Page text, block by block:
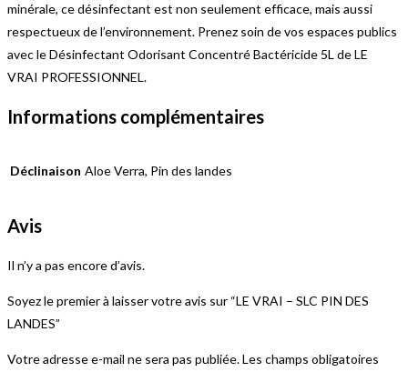
minérale, ce désinfectant est non seulement efficace, mais aussi
respectueux de l’environnement. Prenez soin de vos espaces publics
avec le Désinfectant Odorisant Concentré Bactéricide 5L de LE
VRAI PROFESSIONNEL.
Informations complémentaires
Déclinaison Aloe Verra, Pin des landes
Avis
Il n’y a pas encore d’avis.
Soyez le premier à laisser votre avis sur “LE VRAI – SLC PIN DES
LANDES”
Votre adresse e-mail ne sera pas publiée.Les champs obligatoires